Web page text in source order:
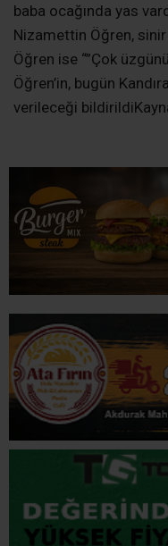
baba ocağında yas
Nizamettin Öğren,
Öğren ise “”Çok
Öğren’in, bugün
verileceği